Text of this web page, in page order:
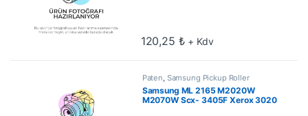
120,25 ₺ + Kdv
Paten, Samsung Pickup Roller
Samsung ML 2165 M2020W
M2070W Scx- 3405F Xerox 3020